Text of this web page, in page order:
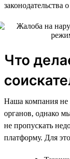
законодательства
Что
Наша компания не
органов, однако
не пропускать
платформу. Для